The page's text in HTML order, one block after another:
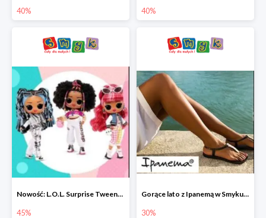
40% 40%
Nowość: L.O.L. Surprise Tweens Doll w Smyku do -45%
45%
Gorące lato z Ipanemą w Smyku do -30%
30%